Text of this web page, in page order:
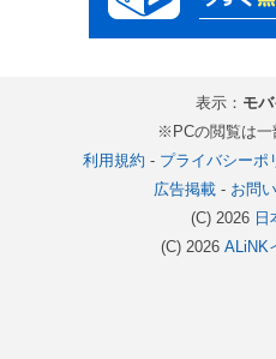
表示： モ
※PCの閲覧は一
利用規約 - プライバシーポ
広告掲載- お問
(C) 2026 日
(C) 2026 ALiNK